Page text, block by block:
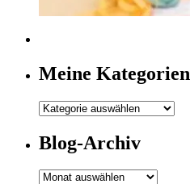
Meine Kategorien
Meine
Blog-Archiv
Blog-